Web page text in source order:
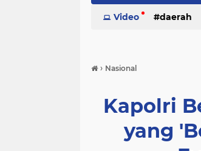
Video daerah
› Nasional
Kapolri
yang